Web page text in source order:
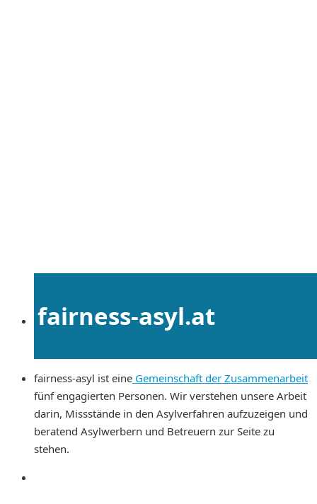
fairness-asyl.at
fairness-asyl ist eine Gemeinschaft der Zusammenarbeit
fünf engagierten Personen. Wir verstehen unsere Arbeit
darin, Missstände in den Asylverfahren aufzuzeigen und
beratend Asylwerbern und Betreuern zur Seite zu
stehen.